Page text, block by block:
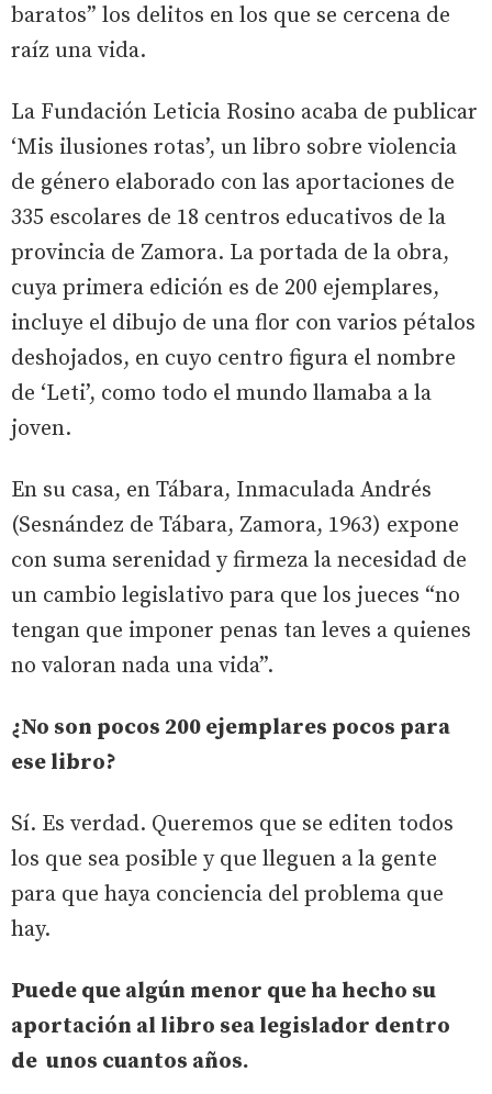
baratos” los delitos en los que se cercena de
raíz una vida.
La Fundación Leticia Rosino acaba de publicar
‘Mis ilusiones rotas’, un libro sobre violencia
de género elaborado con las aportaciones de
335 escolares de 18 centros educativos de la
provincia de Zamora. La portada de la obra,
cuya primera edición es de 200 ejemplares,
incluye el dibujo de una flor con varios pétalos
deshojados, en cuyo centro figura el nombre
de ‘Leti’, como todo el mundo llamaba a la
joven.
En su casa, en Tábara, Inmaculada Andrés
(Sesnández de Tábara, Zamora, 1963) expone
con suma serenidad y firmeza la necesidad de
un cambio legislativo para que los jueces “no
tengan que imponer penas tan leves a quienes
no valoran nada una vida”.
¿No son pocos 200 ejemplares pocos para
ese libro?
Sí. Es verdad. Queremos que se editen todos
los que sea posible y que lleguen a la gente
para que haya conciencia del problema que
hay.
Puede que algún menor que ha hecho su
aportación al libro sea legislador dentro
de unos cuantos años.